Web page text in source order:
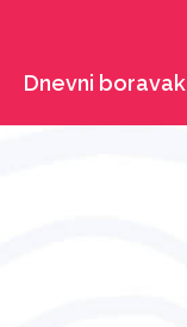
Dnevni boravak